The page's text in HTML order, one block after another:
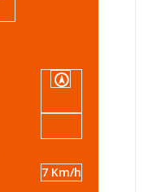
7 Km/h